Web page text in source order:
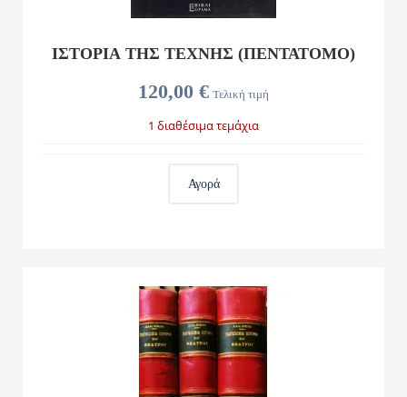
120,00 € Τελική τιμή
ΙΣΤΟΡΙΑ ΤΗΣ ΤΕΧΝΗΣ (ΠΕΝΤΑΤΟΜΟ)
1 διαθέσιμα τεμάχια
Αγορά